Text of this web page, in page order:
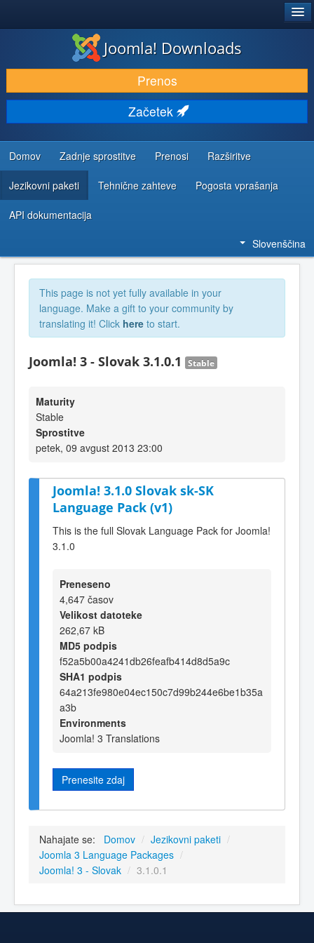
PRENESI IN RAZŠIRI
ODKRIJTE & IZVEJTE
SKUPNOST IN PODPORA
VIRI ZA RAZVIJALCE
Joomla! Downloads
Prenos
Začetek
Domov Zadnje sprostitve Prenosi Razširitve
Jezikovni paketi Tehnične zahteve Pogosta vprašanja
API dokumentacija
Slovenščina
This page is not yet fully available in your
language. Make a gift to your community by
translating it! Click here to start.
Joomla! 3 - Slovak 3.1.0.1 Stable
Maturity
Stable
Sprostitve
petek, 09 avgust 2013 23:00
Joomla! 3.1.0 Slovak sk-SK
Language Pack (v1)
This is the full Slovak Language Pack for Joomla!
3.1.0
Preneseno
4,647 časov
Velikost datoteke
262,67 kB
MD5 podpis
f52a5b00a4241db26feafb414d8d5a9c
SHA1 podpis
64a213fe980e04ec150c7d99b244e6be1b35a
a3b
Environments
Joomla! 3 Translations
Prenesite zdaj
Nahajate se: Domov / Jezikovni paketi /
Joomla 3 Language Packages /
Joomla! 3 - Slovak / 3.1.0.1